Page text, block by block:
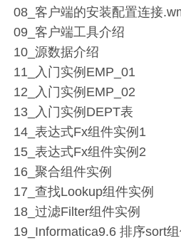
08_客户端的安装配置连接
09_客户端工具介绍
10_源数据介绍
11_入门实例EMP_01
12_入门实例EMP_02
13_入门实例DEPT表
14_表达式Fx组件实例1
15_表达式Fx组件实例2
16_聚合组件实例
17_查找Lookup组件实例
18_过滤Filter组件实例
19_Informatica9.6 排序sort